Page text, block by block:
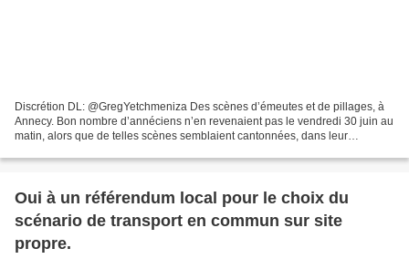
Discrétion DL: @GregYetchmeniza Des scènes d’émeutes et de pillages, à
Annecy. Bon nombre d’annéciens n’en revenaient pas le vendredi 30 juin au
matin, alors que de telles scènes semblaient cantonnées, dans leur
Oui à un référendum local pour le choix du
scénario de transport en commun sur site
propre.